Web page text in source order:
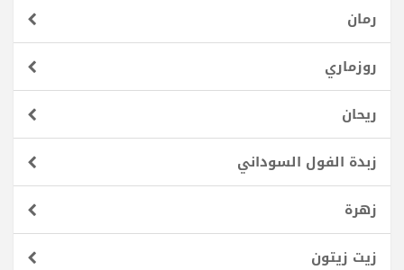
رمان
روزماري
ريحان
زبدة الفول السوداني
زهرة
زيت زيتون